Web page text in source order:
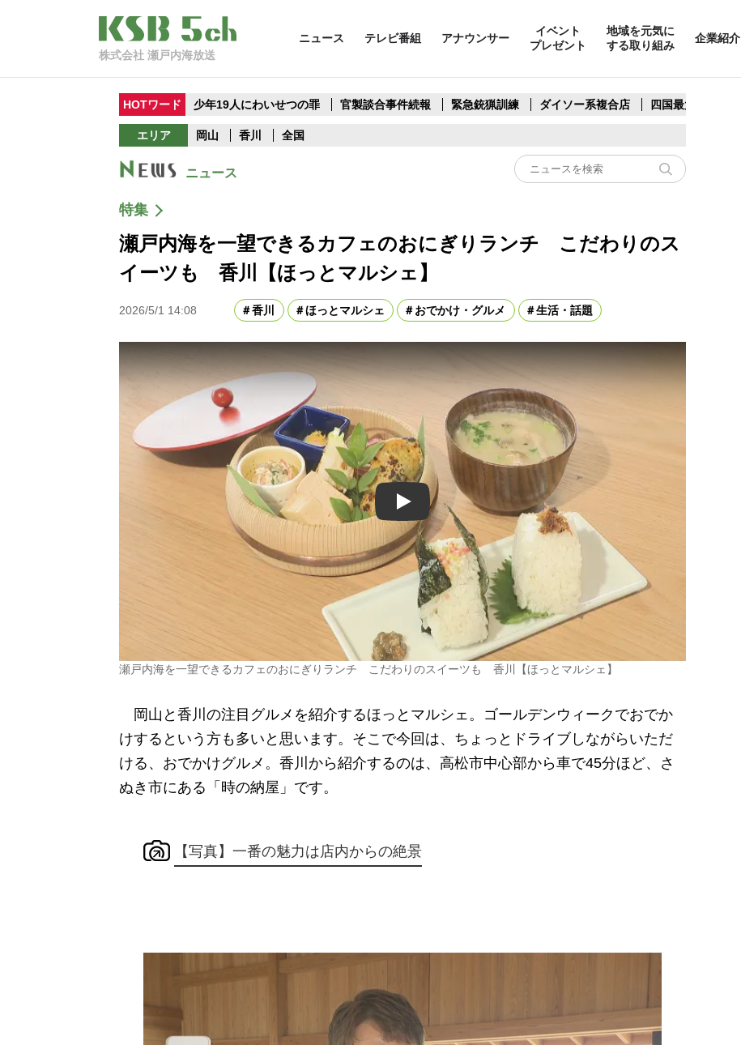
株式会社 瀬戸内海放送
ニュース テレビ番組 アナウンサー
イベント
プレゼント
地域を元気に
する取り組み
企業紹介
HOTワード 少年19人にわいせつの罪 官製談合事件続報 緊急銃猟訓練 ダイソー系複合店 四国最大スリコ
エリア 岡山 香川 全国
ニュース
特集
瀬戸内海を一望できるカフェのおにぎりランチ こだわりのス
イーツも 香川【ほっとマルシェ】
2026/5/1 14:08 香川 ほっとマルシェ おでかけ・グルメ 生活・話題
Play
瀬戸内海を一望できるカフェのおにぎりランチ こだわりのスイーツも 香川【ほっとマルシェ】
岡山と香川の注目グルメを紹介するほっとマルシェ。ゴールデンウィークでおでか
けするという方も多いと思います。そこで今回は、ちょっとドライブしながらいただ
ける、おでかけグルメ。香川から紹介するのは、高松市中心部から車で45分ほど、さ
ぬき市にある「時の納屋」です。
【写真】一番の魅力は店内からの絶景